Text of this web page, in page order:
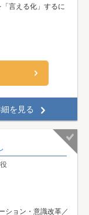
言える化」するに
を見る
ション・意識改革／